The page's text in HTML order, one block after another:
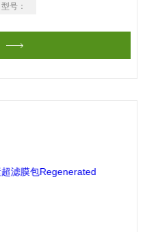
型号：